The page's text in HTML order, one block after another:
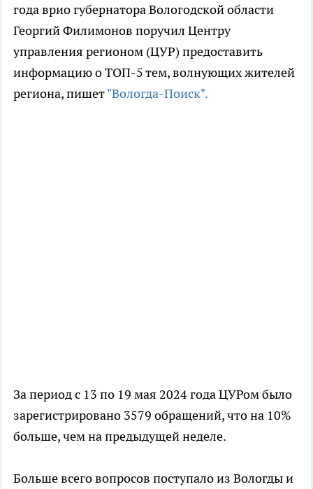
года врио губернатора Вологодской области
Георгий Филимонов поручил Центру
управления регионом (ЦУР) предоставить
информацию о ТОП-5 тем, волнующих жителей
региона, пишет"Вологда-Поиск".
За период с 13 по 19 мая 2024 года ЦУРом было
зарегистрировано 3579 обращений, что на 10%
больше, чем на предыдущей неделе.
Больше всего вопросов поступало из Вологды и